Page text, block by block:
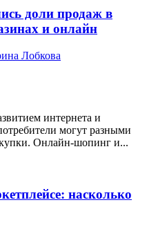
доли продаж в
и онлайн
Лобкова
интернета и
могут разными
Онлайн-шопинг и...
насколько